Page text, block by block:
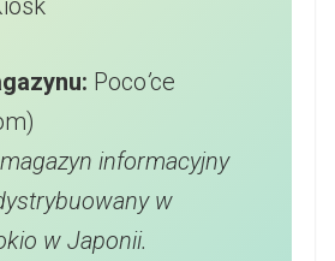
Poco’ce
magazyn informacyjny
w
w Japonii.